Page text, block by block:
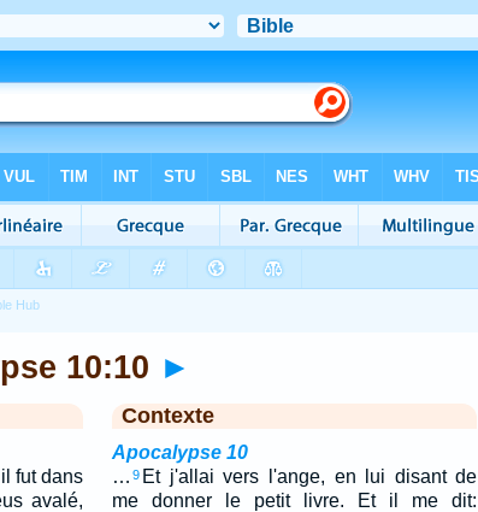
10:10 ►
fut dans
avalé,
Contexte
Apocalypse 10
… 9 Et j'allai vers l'ange, en lui disant de
me donner le petit livre. Et il me dit: